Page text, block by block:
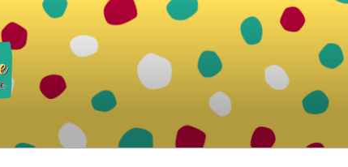
EN FAMILLE
de Dieu au quotidien